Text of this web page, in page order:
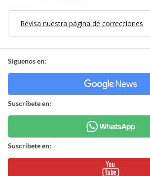
Revisa nuestra página de correcciones
Síguenos en:
Suscríbete en:
Suscríbete en: